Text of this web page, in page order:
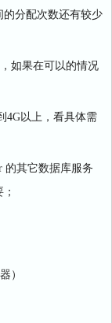
的分配次数还有较少
如果在可以的情况
4G以上，看具体需
的其它数据库服务
）